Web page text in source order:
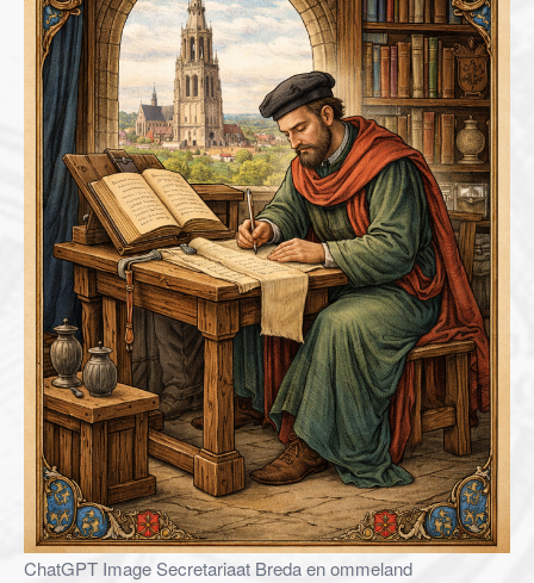
ChatGPT Image Secretariaat Breda en ommeland